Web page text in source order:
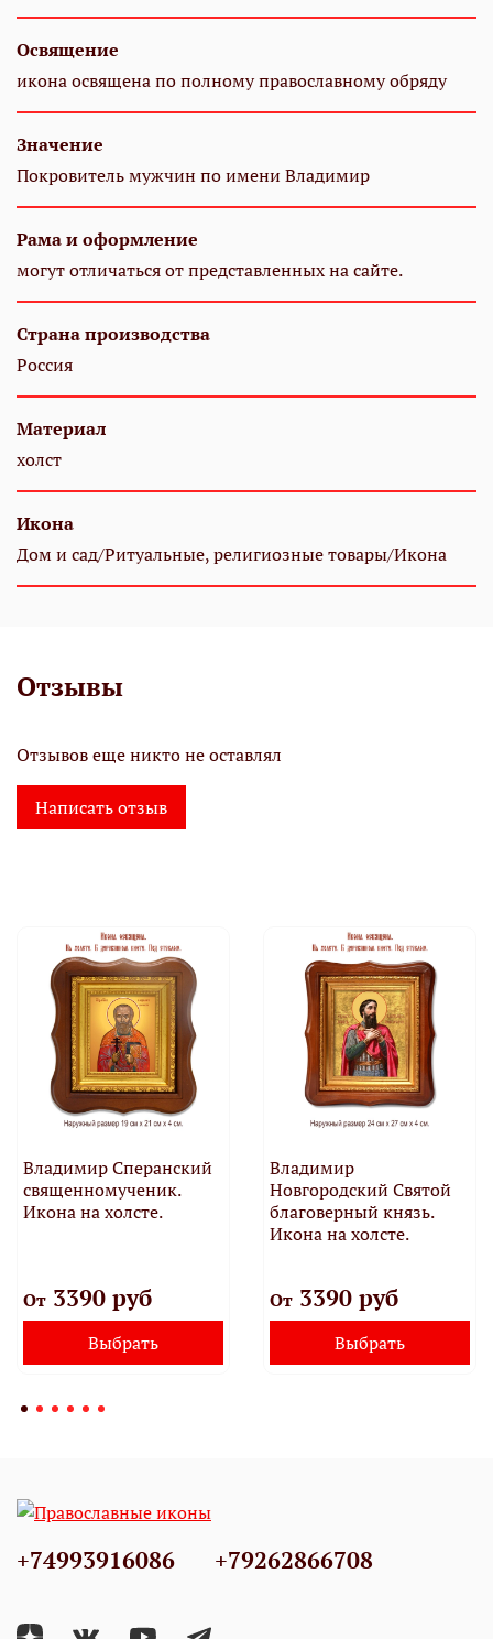
Освящение
икона освящена по полному православному обряду
Значение
Покровитель мужчин по имени Владимир
Рама и оформление
могут отличаться от представленных на сайте.
Страна производства
Россия
Материал
холст
Икона
Дом и сад/Ритуальные, религиозные товары/Икона
Отзывы
Отзывов еще никто не оставлял
Написать отзыв
Владимир Сперанский
священномученик.
Икона на холсте.
От3390 руб
Выбрать
Владимир
Новгородский Святой
благоверный князь.
Икона на холсте.
От3390 руб
Выбрать
+74993916086 +79262866708